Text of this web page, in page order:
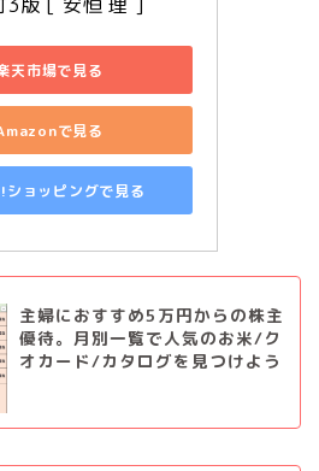
3版 [ 安恒 理 ]
天市場で見る
で見る
ョッピングで見る
主婦におすすめ5万円からの株主
優待。月別一覧で人気のお米/ク
オカード/カタログを見つけよう